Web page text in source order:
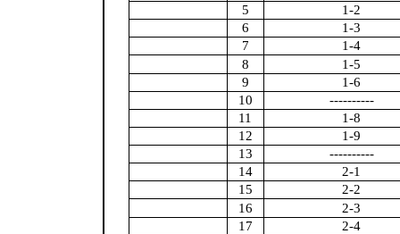
5
1-2
6
1-3
7
1-4
8
1-5
9
1-6
10
----------
11
1-8
12
1-9
13
----------
14
2-1
15
2-2
16
2-3
17
2-4